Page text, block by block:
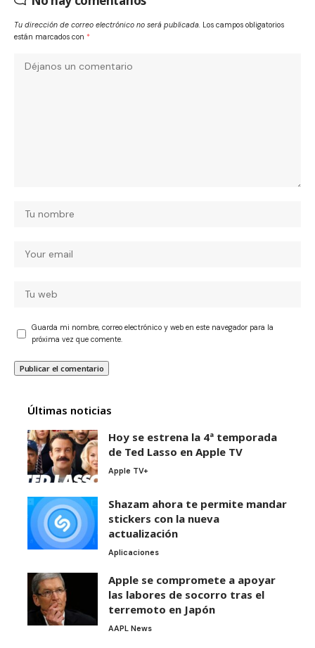
Tu dirección de correo electrónico no será publicada. Los campos obligatorios
están marcados con *
Guarda mi nombre, correo electrónico y web en este navegador para la
próxima vez que comente.
Últimas noticias
Hoy se estrena la 4ª temporada
de Ted Lasso en Apple TV
Apple TV+
Shazam ahora te permite mandar
stickers con la nueva
actualización
Aplicaciones
Apple se compromete a apoyar
las labores de socorro tras el
terremoto en Japón
AAPL News